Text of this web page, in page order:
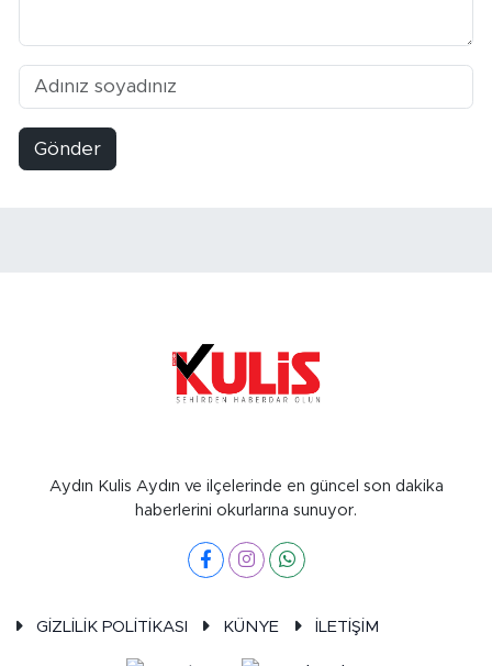
Gönder
Aydın Kulis Aydın ve ilçelerinde en güncel son dakika
haberlerini okurlarına sunuyor.
GİZLİLİK POLİTİKASI KÜNYE İLETİŞİM